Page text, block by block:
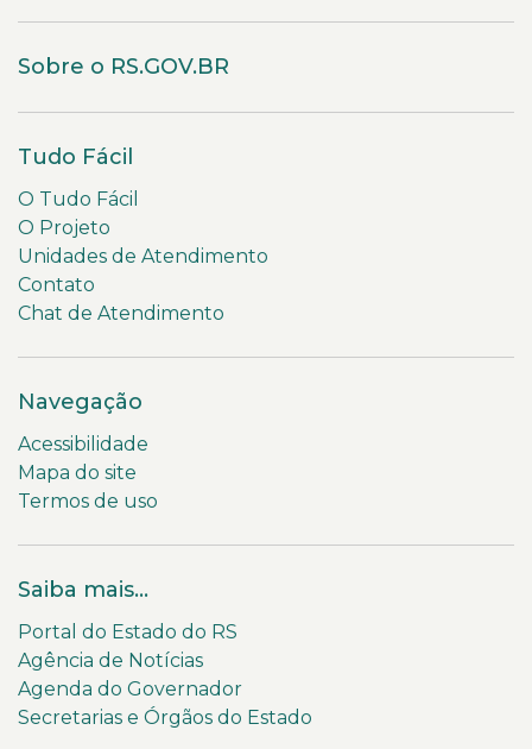
Sobre o RS.GOV.BR
Tudo Fácil
O Tudo Fácil
O Projeto
Unidades de Atendimento
Contato
Chat de Atendimento
Navegação
Acessibilidade
Mapa do site
Termos de uso
Saiba mais...
Portal do Estado do RS
Agência de Notícias
Agenda do Governador
Secretarias e Órgãos do Estado